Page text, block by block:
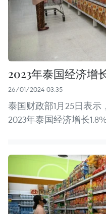
2023年泰国经济增
26/01/2024 03:35
泰国财政部1月25日表示
2023年泰国经济增长